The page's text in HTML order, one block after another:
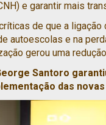
e garantir mais
de que a
autoescolas e na
gerou uma
Santoro
das